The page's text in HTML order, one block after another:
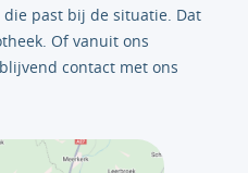
die past bij de situatie. Dat
Of vanuit ons
contact met ons